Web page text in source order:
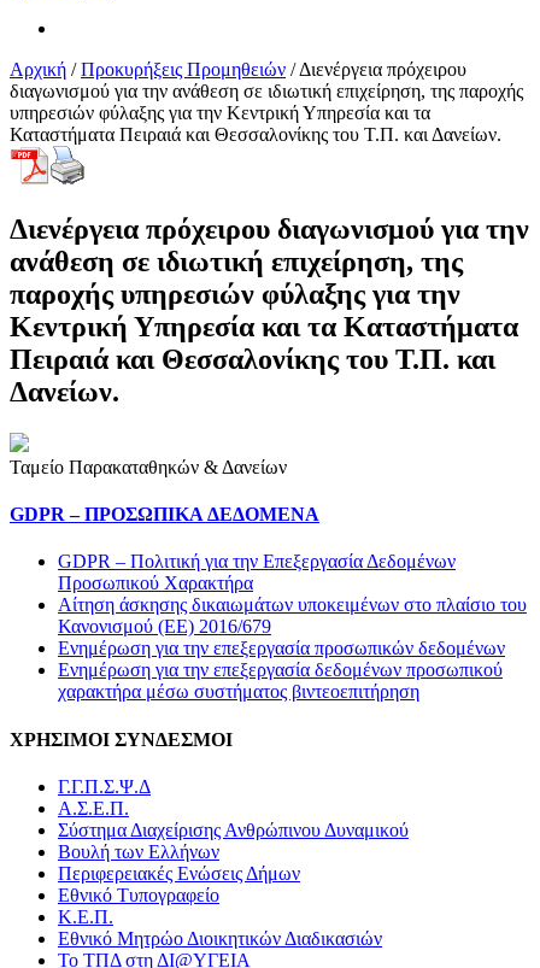
Αρχική /Προκυρήξεις Προμηθειών /Διενέργεια πρόχειρου
διαγωνισμού για την ανάθεση σε ιδιωτική επιχείρηση, της παροχής
υπηρεσιών φύλαξης για την Κεντρική Υπηρεσία και τα
Καταστήματα Πειραιά και Θεσσαλονίκης του Τ.Π. και Δανείων.
Διενέργεια πρόχειρου διαγωνισμού για την
ανάθεση σε ιδιωτική επιχείρηση, της
παροχής υπηρεσιών φύλαξης για την
Κεντρική Υπηρεσία και τα Καταστήματα
Πειραιά και Θεσσαλονίκης του Τ.Π. και
Δανείων.
Ταμείο Παρακαταθηκών & Δανείων
GDPR – ΠΡΟΣΩΠΙΚA ΔΕΔΟΜEΝΑ
GDPR – Πολιτική για την Επεξεργασία Δεδομένων
Προσωπικού Χαρακτήρα
Αίτηση άσκησης δικαιωμάτων υποκειμένων στο πλαίσιο του
Κανονισμού (ΕΕ) 2016/679
Ενημέρωση για την επεξεργασία προσωπικών δεδομένων
Ενημέρωση για την επεξεργασία δεδομένων προσωπικού
χαρακτήρα μέσω συστήματος βιντεοεπιτήρηση
ΧΡΗΣΙΜΟΙ ΣΥΝΔΕΣΜΟΙ
Γ.Γ.Π.Σ.Ψ.Δ
Α.Σ.Ε.Π.
Σύστημα Διαχείρισης Ανθρώπινου Δυναμικού
Βουλή των Ελλήνων
Περιφερειακές Ενώσεις Δήμων
Εθνικό Τυπογραφείο
Κ.Ε.Π.
Εθνικό Μητρώο Διοικητικών Διαδικασιών
Το ΤΠΔ στη ΔΙ@ΥΓΕΙΑ